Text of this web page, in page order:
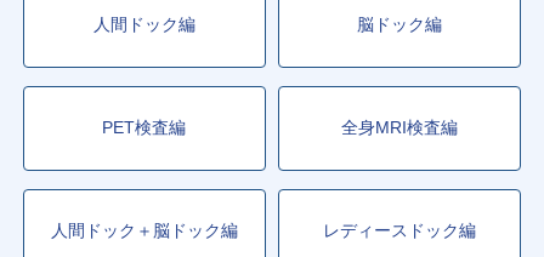
人間ドック編 脳ドック編
PET検査編 全身MRI検査編
人間ドック＋脳ドック編 レディースドック編